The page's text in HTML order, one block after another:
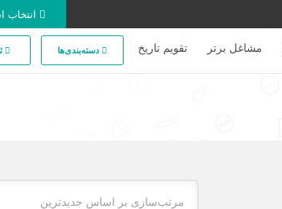
مشاغل برتر تقویم تاریخ دسته‌بندی‌ها
مرتب‌سازی بر اساس جدیدترین